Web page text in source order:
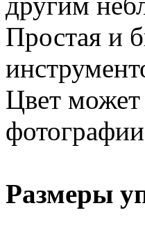
Простая и
Цвет может
Размеры